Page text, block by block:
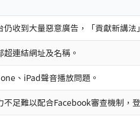
仍收到大量惡意廣告，「貢獻新講法
超連結網址及名稱。
、iPad聲音播放問題。
不足難以配合Facebook審查機制，